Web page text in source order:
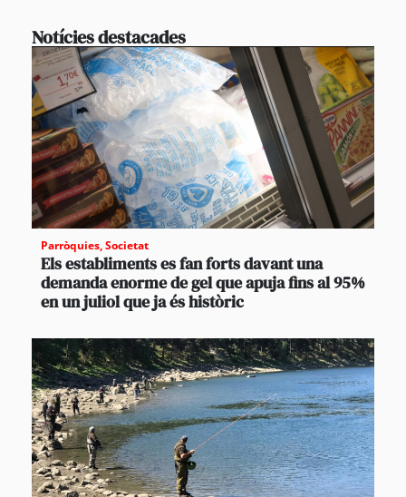
Notícies destacades
Parròquies,Societat
Els establiments es fan forts davant una
demanda enorme de gel que apuja fins al 95%
en un juliol que ja és històric